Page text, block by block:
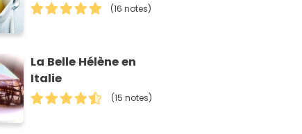
(16 notes)
La Belle Hélène en
Italie
(15 notes)